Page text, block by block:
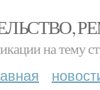
на тему